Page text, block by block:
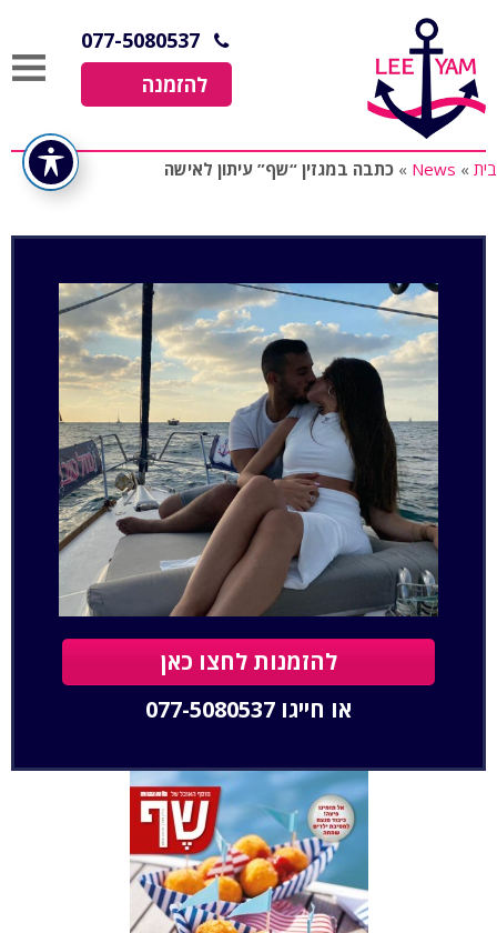
077-5080537
להזמנה
בית »
News
» כתבה במגזין “שף” עיתון לאישה
להזמנות לחצו כאן
או חייגו 077-5080537